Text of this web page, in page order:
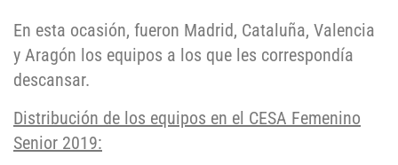
En esta ocasión, fueron Madrid, Cataluña, Valencia
y Aragón los equipos a los que les correspondía
descansar.
Distribución de los equipos en el CESA Femenino
Senior 2019: